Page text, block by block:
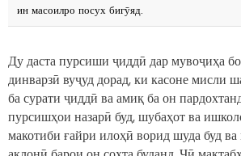
ин масоилро посух бигӯяд.
Ду даста пурсиши ҷиддӣ дар мувоҷиҳа
динварзӣ вуҷуд дорад, ки касоне мисли
ба сурати ҷиддӣ ва амиқ ба он
пурсишҳои назарӣ буд, шубаҳот ва
макотиби ғайри илоҳӣ ворид шуда буд